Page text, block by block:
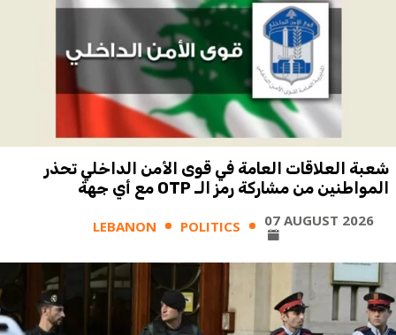
شعبة العلاقات العامة في قوى الأمن الداخلي تحذر
المواطنين من مشاركة رمز الـ OTP مع أي جهة
LEBANON POLITICS 07 AUGUST 2026